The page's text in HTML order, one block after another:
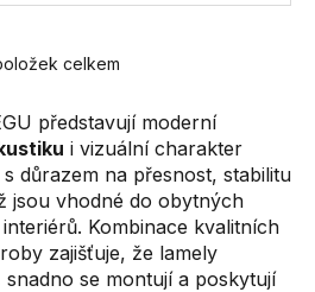
O
l
á
d
a
c
í
p
celkem
představují moderní
i vizuální charakter
důrazem na přesnost, stabilitu
jsou vhodné do obytných
Kombinace kvalitních
zajišťuje, že lamely
se montují a poskytují